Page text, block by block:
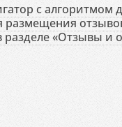
с алгоритмом
размещения
разделе «Отзывы и